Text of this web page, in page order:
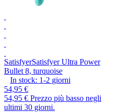
SatisfyerSatisfyer Ultra Power
Bullet 8, turquoise
In stock: 1-2 giorni
54,95 €
54,95 € Prezzo più basso negli
ultimi 30 giorni.